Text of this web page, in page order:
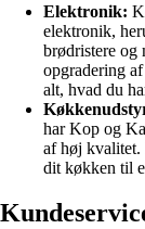
Elektronik:
elektronik,
brødristere og
opgradering
alt, hvad du
har Kop og
af høj kvalitet.
dit køkken til